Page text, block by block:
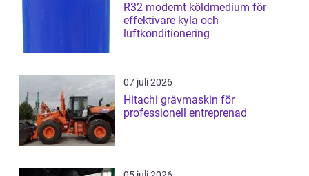
R32 modernt köldmedium för
effektivare kyla och
luftkonditionering
07 juli 2026
Hitachi grävmaskin för
professionell entreprenad